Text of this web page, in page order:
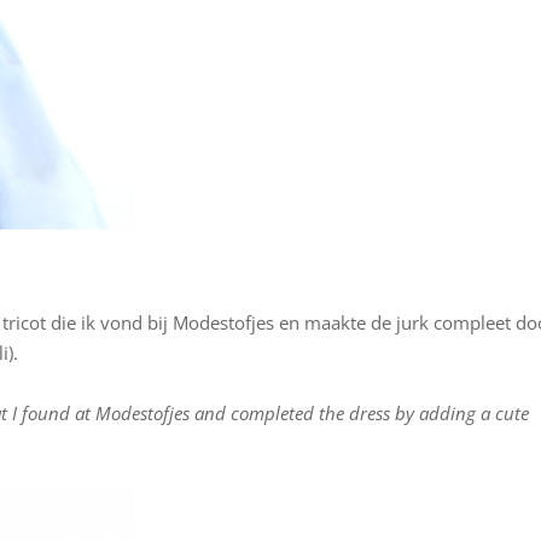
die ik vond bij Modestofjes en maakte de jurk compleet
I found at Modestofjes and completed the dress by adding a cute